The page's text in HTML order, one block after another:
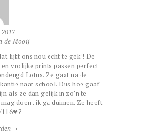
2017
de Mooij
lijkt ons nou echt te gek!! De
vrolijke prints passen perfect
Lotus. Ze gaat na de
naar school. Dus hoe gaaf
als ze dan gelijk in zo’n te
doen.. ik ga duimen. Ze heeft
116❤?